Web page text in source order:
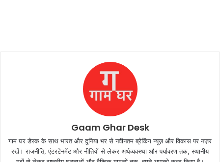
Gaam Ghar Desk
गाम घर डेस्क के साथ भारत और दुनिया भर से नवीनतम ब्रेकिंग न्यूज़ और विकास पर नज़र
रखें। राजनीति, एंटरटेनमेंट और नीतियों से लेकर अर्थव्यवस्था और पर्यावरण तक, स्थानीय